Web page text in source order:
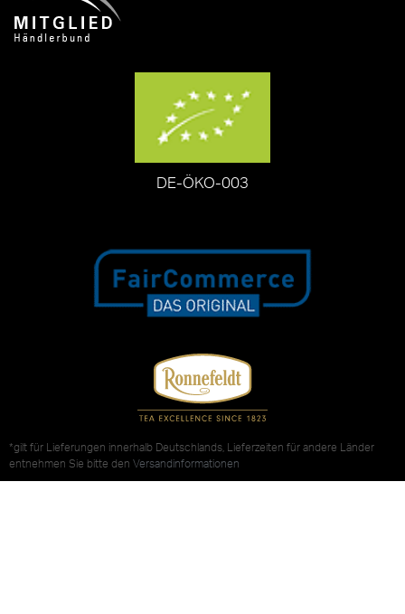
DE-ÖKO-003
*gilt für Lieferungen innerhalb Deutschlands, Lieferzeiten für andere Länder
entnehmen Sie bitte den Versandinformationen